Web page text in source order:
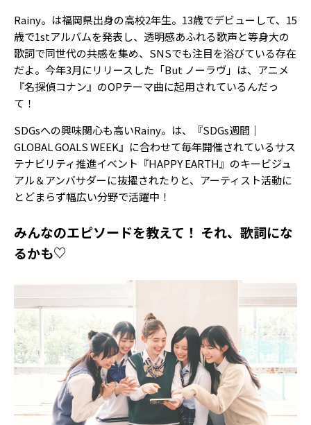
Rainy。は福岡県出身の高校2年生。13歳でデビューして、15
歳で1stアルバムを発表し、透明感あふれる歌声と等身大の
歌詞で同世代の共感を集め、SNSでも注目を浴びている存在
だよ。今年3月にリリースした「But ノーラヴ」は、アニメ
『名探偵コナン』のOPテーマ曲に起用されているんだっ
て！
SDGsへの興味関心も高いRainy。は、『SDGs週間｜
GLOBAL GOALS WEEK』に合わせて毎年開催されているサス
テナビリティ推進イベント『HAPPY EARTH』のキービジュ
アル＆アンバサダーに抜擢されたりと、アーティスト活動に
とどまらず幅広い分野で活躍中！
みんなのエピソードを教えて！ それ、歌詞にな
るかも♡